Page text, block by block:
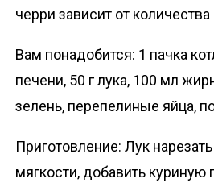
черри зависит от количества
Вам понадобится: 1 пачка
печени, 50 г лука, 100 мл
зелень, перепелиные яйца,
Приготовление: Лук
мягкости, добавить куриную